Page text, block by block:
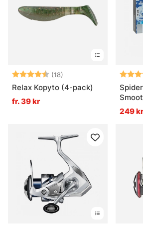
Betyg: (18)
4.5 utav 5 stjärnor
Relax Kopyto (4-pack)
fr. 39 kr
Blue
249 kr